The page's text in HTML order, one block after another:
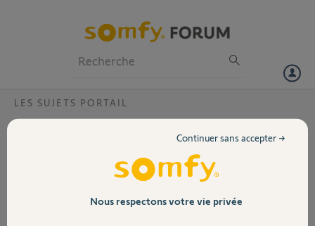
Volet
LES SUJETS PORTAIL
engrenage plastique moteur passeo800 hs
j' ai acheté un système passeo 800 chez Lapeyre le 05/05/12.
l'engrenage plastique du moteur est HS . il est clair que c'est le point
faible du système (au vu des autres engrenages). je souhaite changer
cette piece. merci de me dire comment acheter cette dernière.
Nous respectons votre vie privée
Continuer sans accepter →